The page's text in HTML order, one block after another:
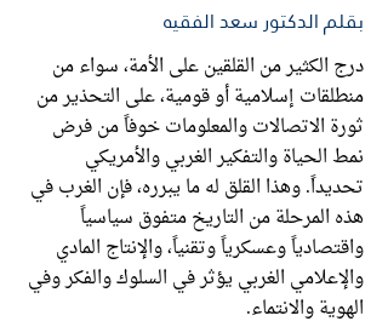
بقلم الدكتور سعد الفقيه
درج الكثير من القلقين على الأمة، سواء من
منطلقات إسلامية أو قومية، على التحذير من
ثورة الاتصالات والمعلومات خوفاً من فرض
نمط الحياة والتفكير الغربي والأمريكي
تحديداً. وهذا القلق له ما يبرره، فإن الغرب في
هذه المرحلة من التاريخ متفوق سياسياً
واقتصادياً وعسكرياً وتقنياً، والإنتاج المادي
والإعلامي الغربي يؤثر في السلوك والفكر وفي
الهوية والانتماء.